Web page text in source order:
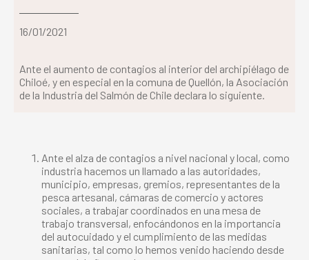
16/01/2021
Ante el aumento de contagios al interior del archipiélago de
Chiloé, y en especial en la comuna de Quellón, la Asociación
de la Industria del Salmón de Chile declara lo siguiente.
Ante el alza de contagios a nivel nacional y local, como
industria hacemos un llamado a las autoridades,
municipio, empresas, gremios, representantes de la
pesca artesanal, cámaras de comercio y actores
sociales, a trabajar coordinados en una mesa de
trabajo transversal, enfocándonos en la importancia
del autocuidado y el cumplimiento de las medidas
sanitarias, tal como lo hemos venido haciendo desde